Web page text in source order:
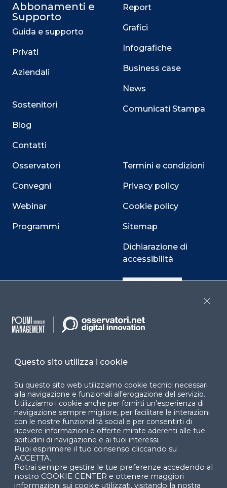
Abbonamenti e
Supporto
Guida e supporto
Privati
Aziendali
Sostenitori
Blog
Contatti
Osservatori
Convegni
Webinar
Programmi
Report
Grafici
Infografiche
Business case
News
Comunicati Stampa
Termini e condizioni
Privacy policy
Cookie policy
Sitemap
Dichiarazione di
accessibilità
Cookie Center
Facebook LinkedIn
© 2024 Copyright © Politecnico di Milano Dipartimento
di Ingegneria Gestionale
Questo sito utilizza i cookie
Su questo sito web utilizziamo cookie tecnici necessari
alla navigazione e funzionali all’erogazione del servizio.
Utilizziamo i cookie anche per fornirti un’esperienza di
navigazione sempre migliore, per facilitare le interazioni
con le nostre funzionalità social e per consentirti di
ricevere informazioni e offerte mirate aderenti alle tue
abitudini di navigazione e ai tuoi interessi.
Puoi esprimere il tuo consenso cliccando su
ACCETTA.
Potrai sempre gestire le tue preferenze accedendo al
nostro COOKIE CENTER e ottenere maggiori
informazioni sui cookie utilizzati, visitando la nostra